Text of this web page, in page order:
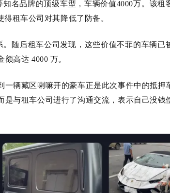
名品牌的顶级车型，车辆价值4000万。该租
租车公司对其降低了防备。
随后租车公司发现，这些价值不菲的车辆已
高达 4000 万。
辆藏区喇嘛开的豪车正是此次事件中的抵押
与租车公司进行了沟通交流，表示自己没钱